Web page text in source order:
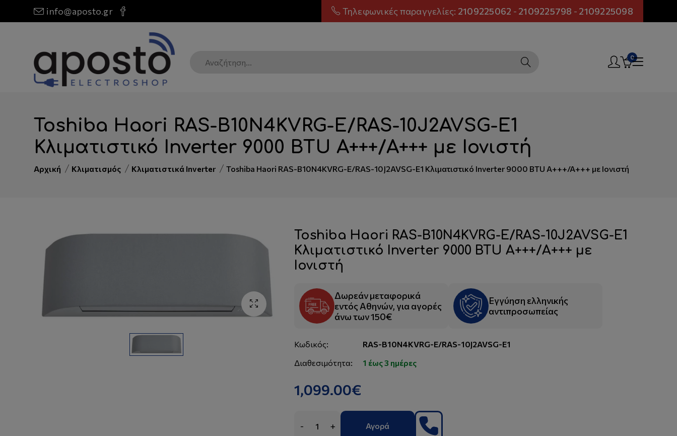
info@aposto.gr Τηλεφωνικές παραγγελίες: 2109225062 - 2109225798 - 2109225098
0
Toshiba Haori RAS-B10N4KVRG-E/RAS-10J2AVSG-E1
Κλιματιστικό Inverter 9000 BTU A+++/A+++ με Ιονιστή
Αρχική Κλιματισμός Κλιματιστικά Inverter Toshiba Haori RAS-B10N4KVRG-E/RAS-10J2AVSG-E1 Κλιματιστικό Inverter 9000 BTU A+++/A+++ με Ιονιστή
Toshiba Haori RAS-B10N4KVRG-E/RAS-10J2AVSG-E1
Κλιματιστικό Inverter 9000 BTU A+++/A+++ με
Ιονιστή
Δωρεάν μεταφορικά
εντός Αθηνών, για αγορές
άνω των 150€
Εγγύηση ελληνικής
αντιπροσωπείας
Κωδικός:
RAS-B10N4KVRG-E/RAS-10J2AVSG-E1
Διαθεσιμότητα:
1 έως 3 ημέρες
1,099.00€
- + Αγορά